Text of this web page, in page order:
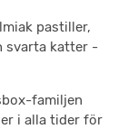
pastiller,
svarta katter -
familjen
i alla tider för